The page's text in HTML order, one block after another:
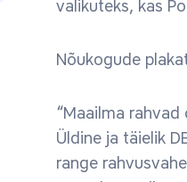
valikuteks, kas
Nõukogude
“Maailma rahvad
Üldine ja täielik
range